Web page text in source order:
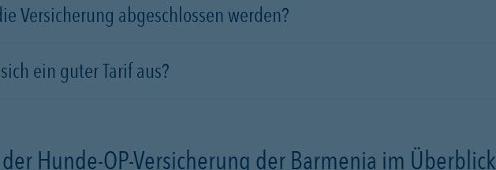
Versicherung abgeschlossen werden?
ein guter Tarif aus?
Hunde-OP-Versicherung der Barmenia im Überblick